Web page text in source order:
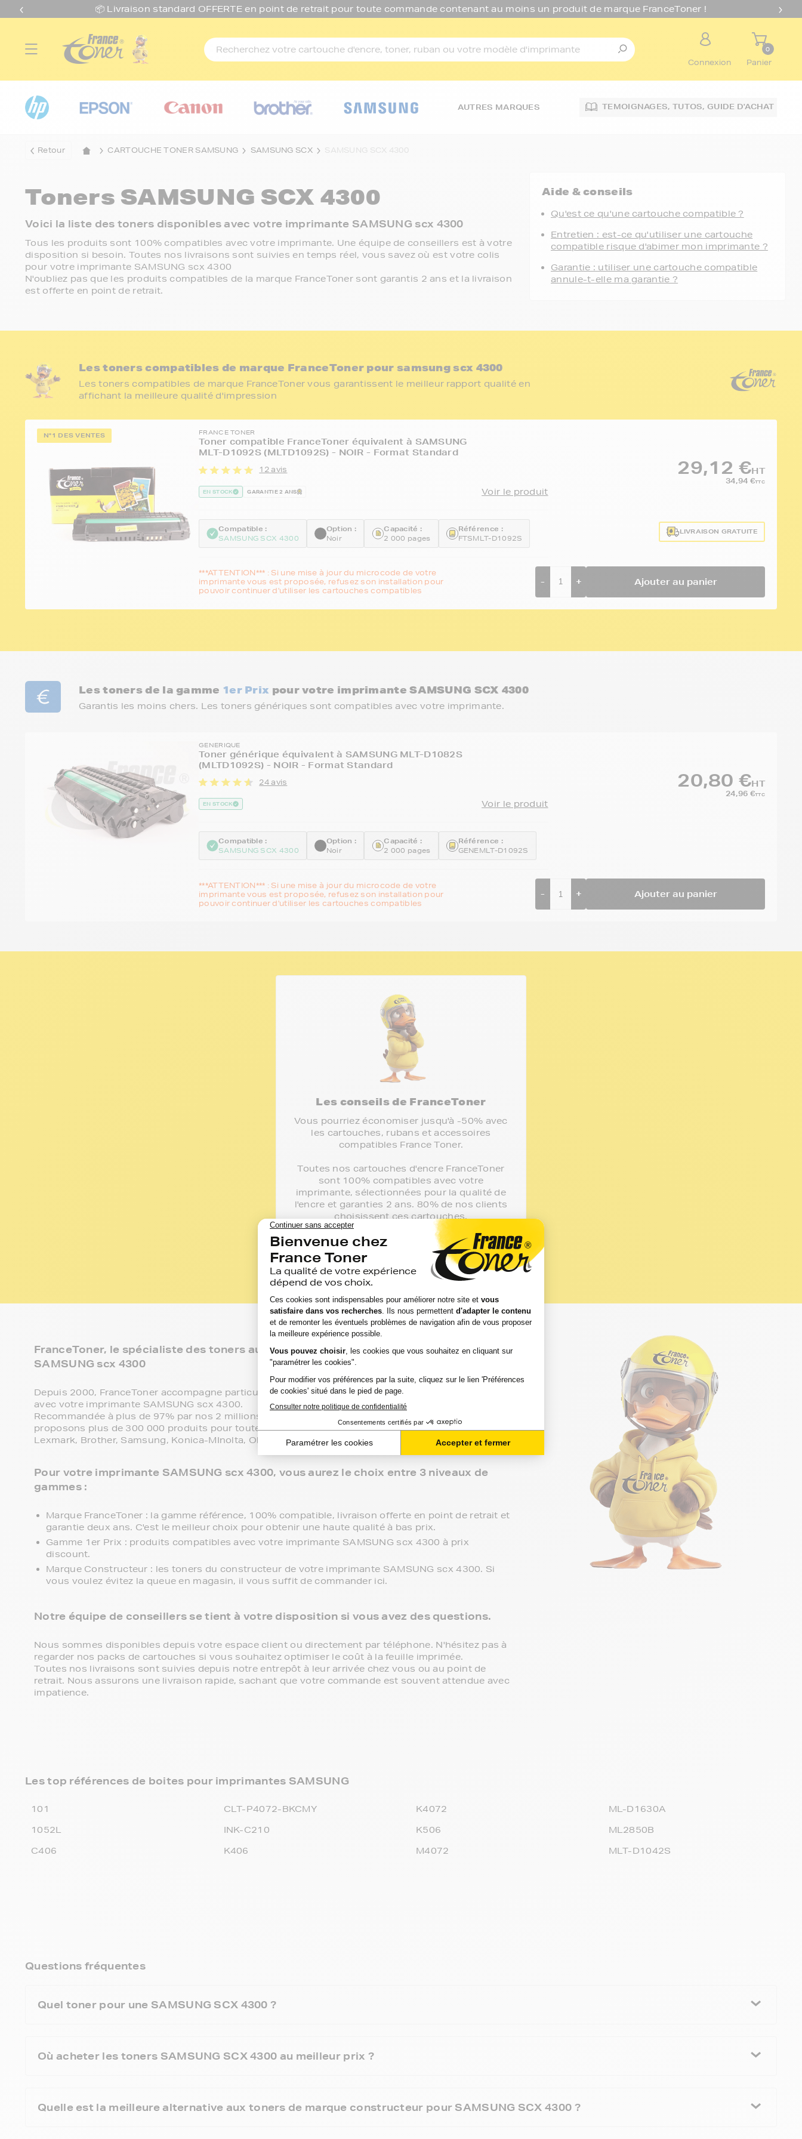
📦 Livraison standard OFFERTE en point de retrait pour toute commande contenant au moins un produit de marque FranceToner !
Connexion
0
Panier
AUTRES MARQUES TEMOIGNAGES, TUTOS,GUIDE D'ACHAT
Retour CARTOUCHE TONER SAMSUNG SAMSUNG SCX SAMSUNG SCX 4300
Toners SAMSUNG SCX 4300
Voici la liste des toners disponibles avec votre imprimante SAMSUNG scx 4300
Tous les produits sont 100% compatibles avec votre imprimante. Une équipe de conseillers est à votre
disposition si besoin. Toutes nos livraisons sont suivies en temps réel, vous savez où est votre colis
pour votre imprimante SAMSUNG scx 4300
N'oubliez pas que les produits compatibles de la marque FranceToner sont garantis 2 ans et la livraison
est offerte en point de retrait.
Aide & conseils
Qu'est ce qu'une cartouche compatible ?
Entretien : est-ce qu'utiliser une cartouche
compatible risque d'abimer mon imprimante ?
Garantie : utiliser une cartouche compatible
annule-t-elle ma garantie ?
Les toners compatibles de marque FranceToner pour samsung scx 4300
Les toners compatibles de marque FranceToner vous garantissent le meilleur rapport qualité en
affichant la meilleure qualité d'impression
N°1 DES VENTES FRANCE TONER
Toner compatible FranceToner équivalent à SAMSUNG
MLT-D1092S (MLTD1092S) - NOIR - Format Standard
12 avis
EN STOCK GARANTIE 2 ANS Voir le produit
Compatible :
SAMSUNG SCX 4300
Option :
Noir
Capacité :
2 000 pages
Référence :
FTSMLT-D1092S
***ATTENTION*** : Si une mise à jour du microcode de votre
imprimante vous est proposée, refusez son installation pour
pouvoir continuer d'utiliser les cartouches compatibles
29,12 €HT
34,94 €TTC
LIVRAISON GRATUITE
- + Ajouter au panier
Les toners de la gamme 1er Prix pour votre imprimante SAMSUNG SCX 4300
Garantis les moins chers. Les toners génériques sont compatibles avec votre imprimante.
GENERIQUE
Toner générique équivalent à SAMSUNG MLT-D1082S
(MLTD1092S) - NOIR - Format Standard
24 avis
EN STOCK Voir le produit
Compatible :
SAMSUNG SCX 4300
Option :
Noir
Capacité :
2 000 pages
Référence :
GENEMLT-D1092S
***ATTENTION*** : Si une mise à jour du microcode de votre
imprimante vous est proposée, refusez son installation pour
pouvoir continuer d'utiliser les cartouches compatibles
20,80 €HT
24,96 €TTC
- + Ajouter au panier
Les conseils de FranceToner
Vous pourriez économiser jusqu'à -50% avec
les cartouches, rubans et accessoires
compatibles France Toner.
Toutes nos cartouches d'encre FranceToner
sont 100% compatibles avec votre
imprimante, sélectionnées pour la qualité de
l'encre et garanties 2 ans. 80% de nos clients
choisissent ces cartouches.
J'en profite
FranceToner, le spécialiste des toners au meilleur prix pour votre imprimante
SAMSUNG scx 4300
Depuis 2000, FranceToner accompagne particuliers et professionnels avec ses toners compatibles
avec votre imprimante SAMSUNG scx 4300.
Recommandée à plus de 97% par nos 2 millions de clients, FranceToner est la référence. Nous
proposons plus de 300 000 produits pour toutes les plus grandes marques : Epson, HP, Canon,
Lexmark, Brother, Samsung, Konica-MInolta, Olivetti, Ricoh.... et même les moins connues !
Pour votre imprimante SAMSUNG scx 4300, vous aurez le choix entre 3 niveaux de
gammes :
Marque FranceToner : la gamme référence, 100% compatible, livraison offerte en point de retrait et
garantie deux ans. C'est le meilleur choix pour obtenir une haute qualité à bas prix.
Gamme 1er Prix : produits compatibles avec votre imprimante SAMSUNG scx 4300 à prix
discount.
Marque Constructeur : les toners du constructeur de votre imprimante SAMSUNG scx 4300. Si
vous voulez évitez la queue en magasin, il vous suffit de commander ici.
Notre équipe de conseillers se tient à votre disposition si vous avez des questions.
Nous sommes disponibles depuis votre espace client ou directement par téléphone. N'hésitez pas à
regarder nos packs de cartouches si vous souhaitez optimiser le coût à la feuille imprimée.
Toutes nos livraisons sont suivies depuis notre entrepôt à leur arrivée chez vous ou au point de
retrait. Nous assurons une livraison rapide, sachant que votre commande est souvent attendue avec
impatience.
Les top références de boites pour imprimantes SAMSUNG
101
1052L
C406
CLT-P4072-BKCMY
INK-C210
K406
K4072
K506
M4072
ML-D1630A
ML2850B
MLT-D1042S
Questions fréquentes
Quel toner pour une SAMSUNG SCX 4300 ?
Où acheter les toners SAMSUNG SCX 4300 au meilleur prix ?
Quelle est la meilleure alternative aux toners de marque constructeur pour SAMSUNG SCX 4300 ?